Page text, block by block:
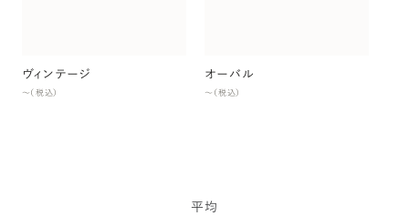
ヴィンテージ
〜（税込）
オーバル
〜（税込）
平均